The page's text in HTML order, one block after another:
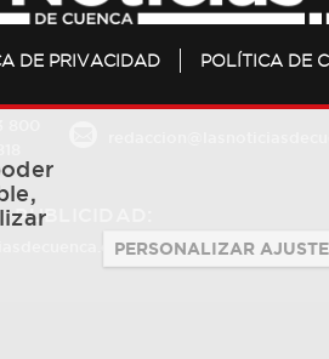
DE PRIVACIDAD POLÍTICA DE
PUBLICIDAD:
684 126 573 / 670
PERSONALIZAR